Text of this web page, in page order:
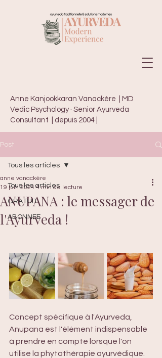
Anne Kanjookkaran Vanackère | MD
Vedic Psychology · Senior Ayurveda
Consultant | depuis 2004 |
Post
Tous les articles
GRATUIT
ABONNEE
Tous les articles
ANUPANA : le messager de
l'Ayurveda !
anne vanackère
19 juin 2024 4 min de lecture
Concept spécifique à l'Ayurveda,
Anupana est l'élément indispensable
à prendre en compte lorsque l'on
utilise la phytothérapie ayurvédique.